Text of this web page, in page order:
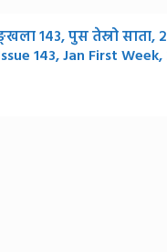
१४३, पुस तेस्रो साता,
143, Jan First